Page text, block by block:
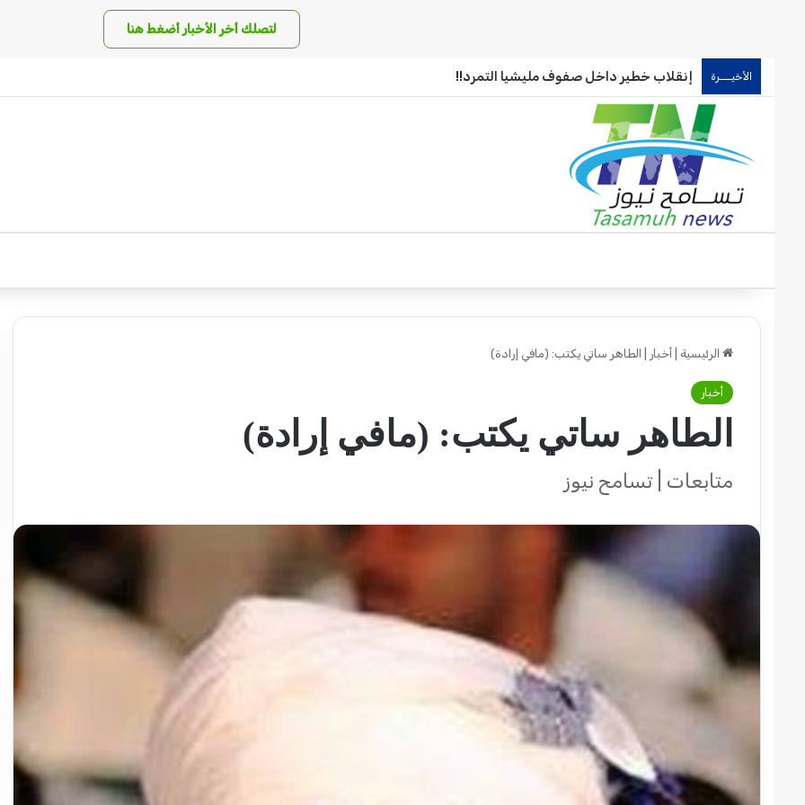
لتصلك أخر الأخبار أضغط هنا
الأخيـــرة إنقلاب خطير داخل صفوف مليشيا التمرد!!
الرئيسية أخبار الطاهر ساتي يكتب: (مافي إرادة)
أخبار
الطاهر ساتي يكتب: (مافي إرادة)
متابعات | تسامح نيوز